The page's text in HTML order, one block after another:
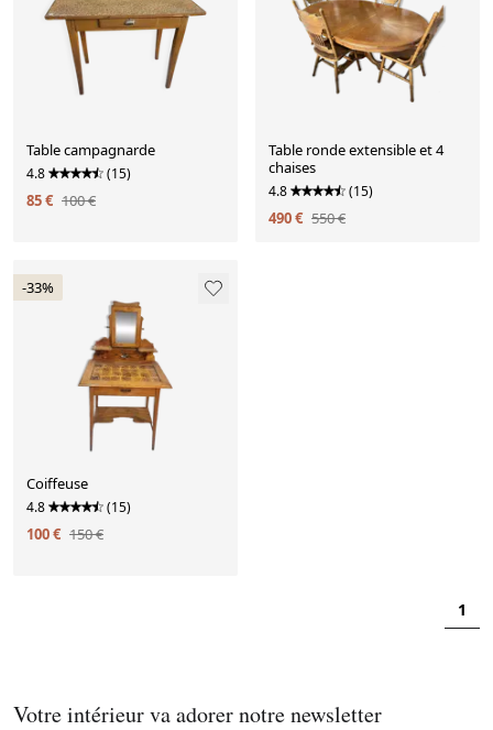
Table campagnarde
4.8 (15)
85 € 100 €
Table ronde extensible et 4
chaises
4.8 (15)
490 € 550 €
-33%
Coiffeuse
4.8 (15)
100 € 150 €
1
Votre intérieur va adorer notre newsletter